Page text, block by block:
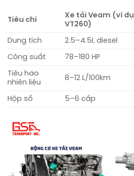
Tiêu chí
Xe tải Veam (ví dụ
VT260)
Dung tích 2.5–4.5L diesel
Công suất 78–180 HP
Tiêu hao
nhiên liệu
8–12 L/100km
Hộp số 5–6 cấp